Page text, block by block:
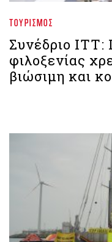
ΤΟΥΡΙΣΜΌΣ
Συνέδριο ΙΤΤ:
φιλοξενίας
βιώσιμη και